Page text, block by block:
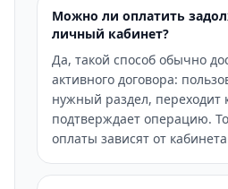
Можно ли оплатить
личный кабинет?
Да, такой способ обычно
активного договора:
нужный раздел, переходит
подтверждает операцию.
оплаты зависят от